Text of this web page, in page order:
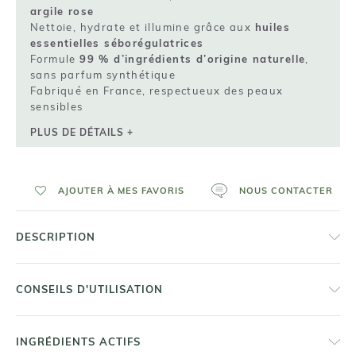
argile rose
Nettoie, hydrate et illumine grâce aux huiles
essentielles séborégulatrices
Formule99 % d’ingrédients d’origine naturelle
sans parfum synthétique
Fabriqué en France, respectueux des peaux
sensibles
PLUS DE DÉTAILS +
AJOUTER À MES FAVORIS NOUS CONTACTER
DESCRIPTION
CONSEILS D'UTILISATION
INGRÉDIENTS ACTIFS